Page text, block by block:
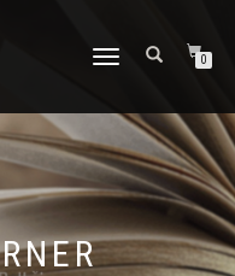
PŘEPNOUT
0